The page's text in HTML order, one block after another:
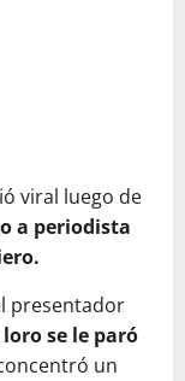
viral luego de
a periodista
presentador
se le paró
un